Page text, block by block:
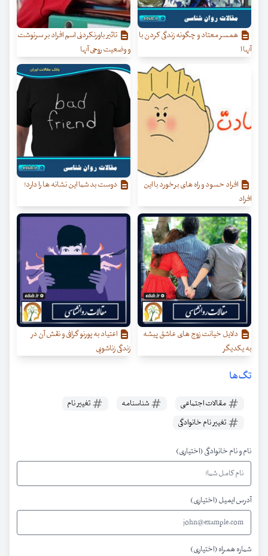
همسر معتاد و چگونه زندگی کردن با
آنها ا
تاثیر باورنکردنی اسم افراد بر سرنوشت
و وضعیت روحی آنها
افراد حسود و راه های برخورد با این
افراد
دوست بد شما این نشانه ها را دارد!
دلایل خیانت زوج های عاشق پیشه
به یکدیگر
اعتیاد به پورنو گرافی و نقش آن در
زندگی زناشویی
تگ‌ها
مقالات اجتماعی شناسنامه
تغییر نام
تغییر نام خانوادگی
نام و نام خانوادگی (اختیاری)
آدرس ایمیل (اختیاری)
شماره همراه (اختیاری)